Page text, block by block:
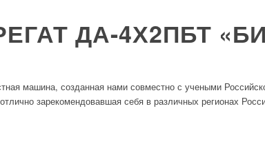
ДА-4Х2ПБТ
машина, созданная нами совместно с учеными
зарекомендовавшая себя в различных регионах